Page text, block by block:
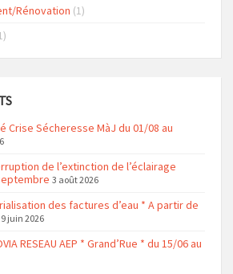
Rénovation (1)
Crise Sécheresse MàJ du 01/08 au
de l’extinction de l’éclairage
3 août 2026
des factures d’eau * A partir de
9 juin 2026
RESEAU AEP * Grand’Rue * du 15/06 au